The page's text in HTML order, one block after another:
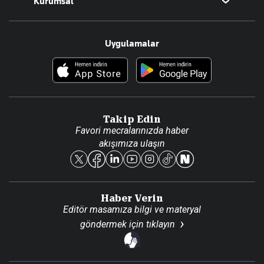
Teknoloji
Resmî Ilanlar
Foto Haber
Hakkımızda
Künye
Reklam Ver
Uygulamalar
Takip Edin
Favori mecralarınızda haber
akışımıza ulaşın
Haber Verin
Editör masamıza bilgi ve materyal
göndermek için tıklayın